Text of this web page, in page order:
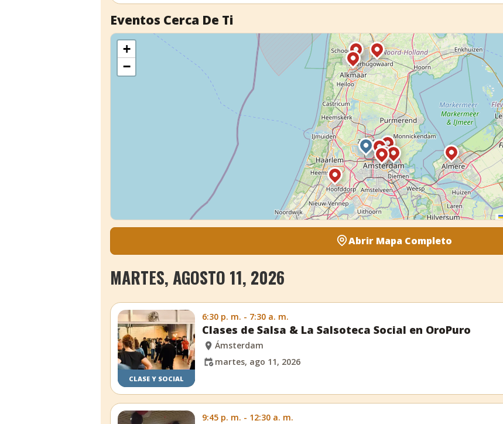
Eventos Cerca De Ti
+
−
Abrir Mapa Completo
MARTES, AGOSTO 11, 2026
CLASE Y SOCIAL
6:30 p. m. - 7:30 a. m.
Clases de Salsa & La Salsoteca Social en OroPuro
Ámsterdam
martes, ago 11, 2026
9:45 p. m. - 12:30 a. m.